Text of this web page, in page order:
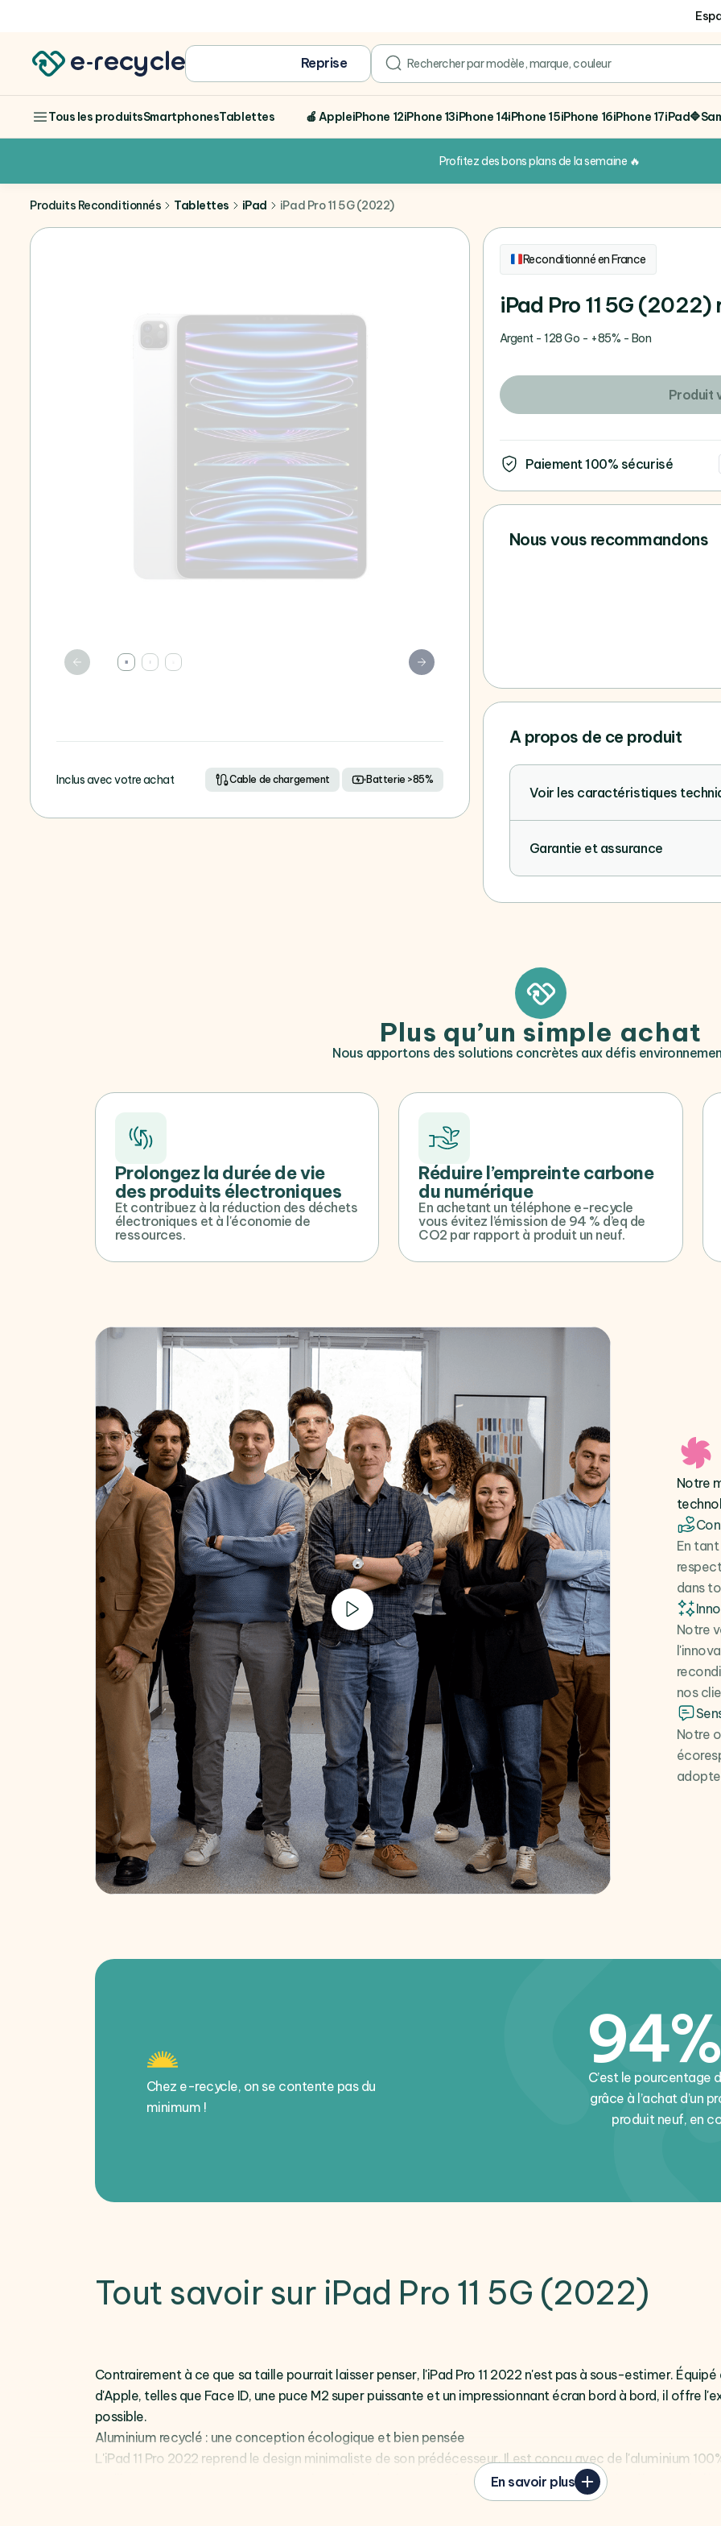
Reprise
search
Tous les produitsSmartphonesTablettes 🍎 AppleiPhone 12iPhone 13iPhone 14iPhone 15iPhone 16iPhone 17iPad
Profitez des bons plans de la semaine 🔥
Produits Reconditionnés Tablettes iPad iPad Pro 11 5G (2022)
Inclus avec votre achat Cable de chargement Batterie >85%
Reconditionné en France
iPad Pro 11 5G
Argent - 128 Go - +85% - Bon
Produit
Paiement 100% sécurisé
Nous vous recommandons
A propos de ce produit
Voir les caractéristiques
Garantie et assurance
Plus qu’un simple achat
Nous apportons des solutions concrètes aux défis
Prolongez la durée de vie
des produits électroniques
Et contribuez à la réduction des déchets
électroniques et à l'économie de
ressources.
Réduire l’empreinte carbone
du numérique
En achetant un téléphone e-recycle
vous évitez l’émission de 94 % d’eq de
CO2 par rapport à produit un neuf.
Notre
En
dans
Notre
nos
Notre
Chez e-recycle, on se contente pas du
minimum !
94%
C’est le pourcentage
grâce à l’achat d’un
produit neuf, en
Tout savoir sur iPad Pro 11 5G (2022)
Contrairement à ce que sa taille pourrait laisser penser, l'iPad Pro 11 2022 n'est pas à sous-estimer.
d'Apple, telles que Face ID, une puce M2 super puissante et un impressionnant écran bord à bord, il offre
possible.
Aluminium recyclé : une conception écologique et bien pensée
L'iPad 11 Pro 2022 reprend le design minimaliste de son prédécesseur. Il est conçu avec de l'aluminium
meilleure empreinte environnementale. Ses bords plats et uniformes apportent une touche
, il est petit mais suffisamment puissant pour
En savoir plus